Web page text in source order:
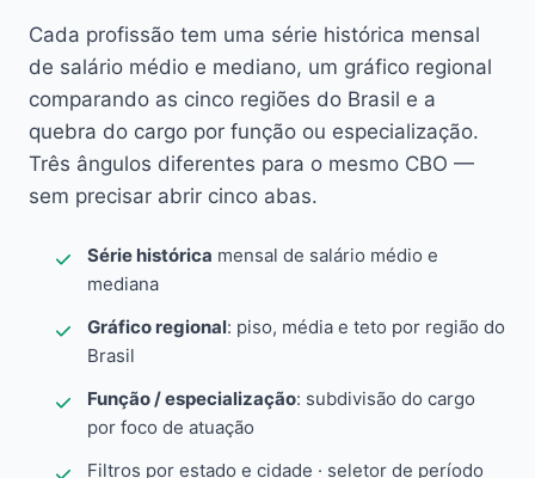
Cada profissão tem uma série histórica mensal
de salário médio e mediano, um gráfico regional
comparando as cinco regiões do Brasil e a
quebra do cargo por função ou especialização.
Três ângulos diferentes para o mesmo CBO —
sem precisar abrir cinco abas.
Série histórica mensal de salário médio e
mediana
Gráfico regional: piso, média e teto por região do
Brasil
Função / especialização: subdivisão do cargo
por foco de atuação
Filtros por estado e cidade · seletor de período